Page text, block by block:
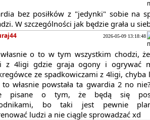
bez posiłków z "jedynki" sobie na
W szczególności jak będzie grała u
2026-05-09 13:18:48
o to w tym wszystkim chodzi,
z 4ligi gdzie graja ogony i ogrywać
ze spadkowiczami z 4ligi, chyba
własnie powstała ta gwardia 2 no
pisane o tym, że będą się
bo taki jest pewnie
ludzi a nie ciągle sprowadzać xd